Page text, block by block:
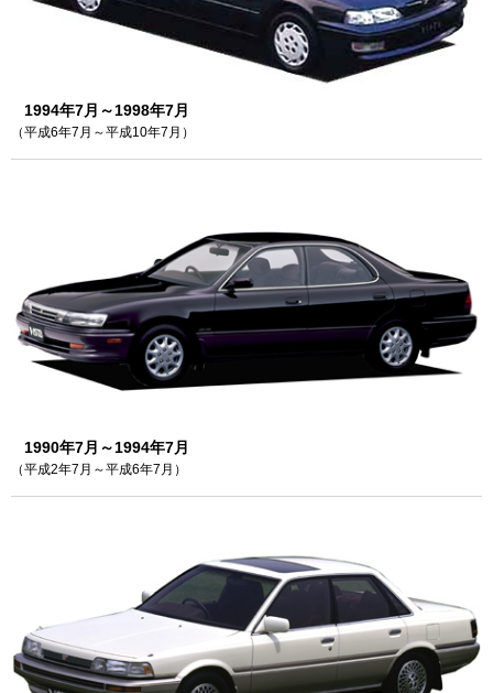
1994年7月～1998年7月
（平成6年7月～平成10年7月）
1990年7月～1994年7月
（平成2年7月～平成6年7月）